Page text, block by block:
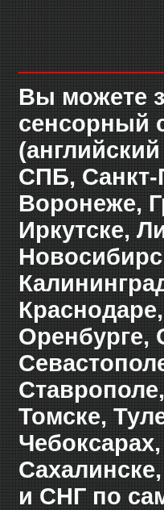
Вы можете
сенсорный
СПБ, Санкт-
Воронеже,
Иркутске,
Оренбурге,
Томске,
и СНГ по